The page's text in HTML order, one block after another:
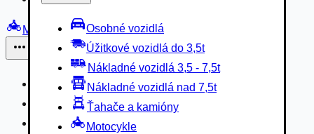
Osobné vozidlá
Úžitkové vozidlá do 3,5t
Nákladné vozidlá 3,5 - 7,5t
Nákladné vozidlá nad 7,5t
Ťahače a kamióny
Motocykle
Motocykle
Náhradné diely
Autobusy
Vodné/Snežné skútre, štvorkolky